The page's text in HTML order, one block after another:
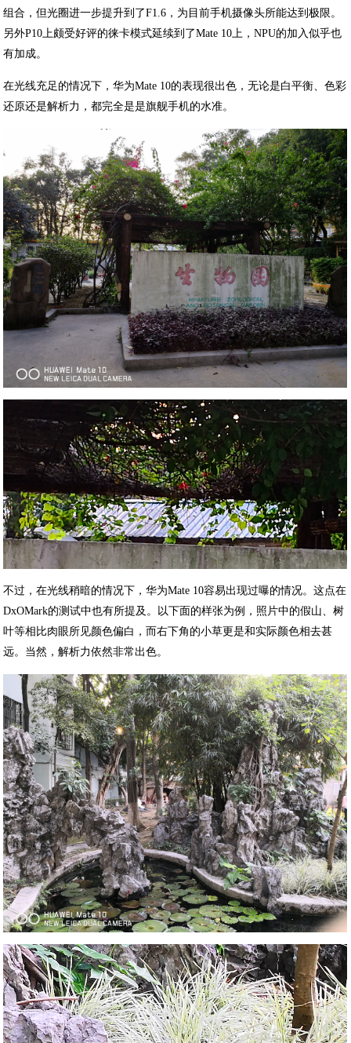
组合，但光圈进一步提升到了F1.6，为目前手机摄像头所能达到极限。
另外P10上颇受好评的徕卡模式延续到了Mate 10上，NPU的加入似乎也
有加成。
在光线充足的情况下，华为Mate 10的表现很出色，无论是白平衡、色彩
还原还是解析力，都完全是是旗舰手机的水准。
不过，在光线稍暗的情况下，华为Mate 10容易出现过曝的情况。这点在
DxOMark的测试中也有所提及。以下面的样张为例，照片中的假山、树
叶等相比肉眼所见颜色偏白，而右下角的小草更是和实际颜色相去甚
远。当然，解析力依然非常出色。